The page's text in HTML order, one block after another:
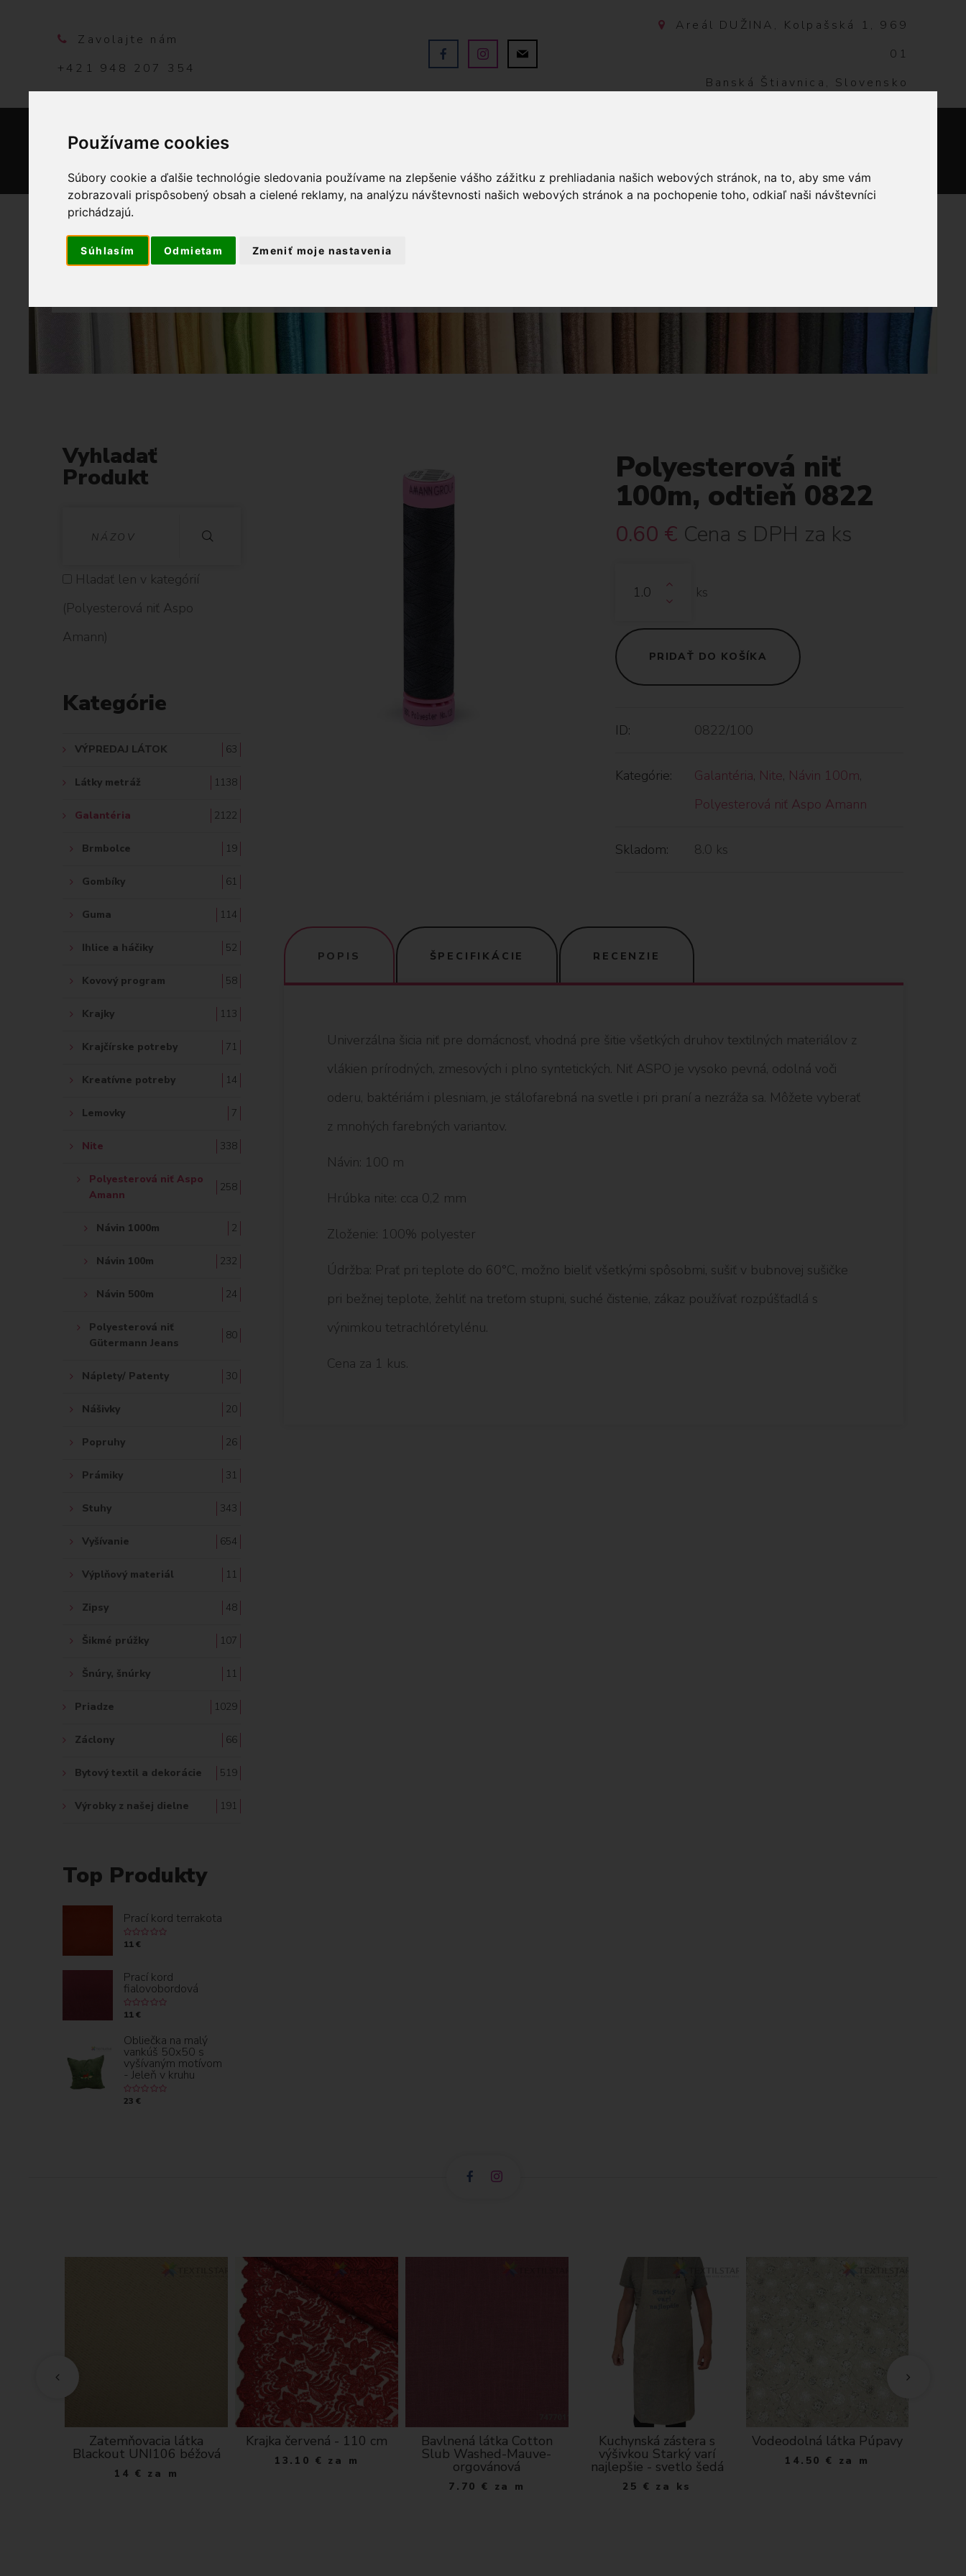
Používame cookies
Súbory cookie a ďalšie technológie sledovania používame na zlepšenie vášho zážitku z prehliadania našich webových stránok, na to, aby sme vám
zobrazovali prispôsobený obsah a cielené reklamy, na analýzu návštevnosti našich webových stránok a na pochopenie toho, odkiaľ naši návštevníci
prichádzajú.
Súhlasím Odmietam Zmeniť moje nastavenia
Zavolajte nám
+421 948 207 354
Areál DUŽINA, Kolpašská 1, 969
01
Banská Štiavnica, Slovensko
Polyesterová niť
100m, odtieň 0822
0.60 € Cena s DPH za ks
ks
PRIDAŤ DO KOŠÍKA
ID: 0822/100
Kategórie: Galantéria, Nite, Návin 100m,
Polyesterová niť Aspo Amann
Skladom: 8.0 ks
POPIS ŠPECIFIKÁCIE RECENZIE
Univerzálna šicia niť pre domácnosť, vhodná pre šitie všetkých druhov textilných materiálov z
vlákien prírodných, zmesových i plno syntetických. Niť ASPO je vysoko pevná, odolná voči
oderu, baktériám i plesniam, je stálofarebná na svetle i pri praní a nezráža sa. Môžete vyberať
z mnohých farebných variantov.
Návin: 100 m
Hrúbka nite: cca 0,2 mm
Zloženie: 100% polyester
Údržba: Prať pri teplote do 60°C, možno bieliť všetkými spôsobmi, sušiť v bubnovej sušičke
pri bežnej teplote, žehliť na treťom stupni, suché čistenie, zákaz používať rozpúšťadlá s
výnimkou tetrachlóretylénu.
Cena za 1 kus.
Vyhladať
Produkt
H
L
A
A
:
Hladať len v kategórií
(Polyesterová niť Aspo
Amann)
Kategórie
VÝPREDAJ LÁTOK 63
Látky metráž 1138
Galantéria 2122
Brmbolce 19
Gombíky 61
Guma 114
Ihlice a háčiky 52
Kovový program 58
Krajky 113
Krajčírske potreby 71
Kreatívne potreby 14
Lemovky 7
Nite 338
Polyesterová niť Aspo
Amann
258
Návin 1000m 2
Návin 100m 232
Návin 500m 24
Polyesterová niť
Gütermann Jeans
80
Náplety/ Patenty 30
Nášivky 20
Popruhy 26
Prámiky 31
Stuhy 343
Vyšívanie 654
Výplňový materiál 11
Zipsy 48
Šikmé prúžky 107
Šnúry, šnúrky 11
Priadze 1029
Záclony 66
Bytový textil a dekorácie 519
Výrobky z našej dielne 191
Top Produkty
Prací kord terrakota
11 €
Prací kord
fialovobordová
11 €
Obliečka na malý
vankúš 50x50 s
vyšívaným motívom
- Jeleň v kruhu
23 €
Zatemňovacia látka
Blackout UNI106 béžová
14 € za m
Krajka červená - 110 cm
13.10 € za m
Bavlnená látka Cotton
Slub Washed-Mauve-
orgovánová
7.70 € za m
Kuchynská zástera s
výšivkou Starký varí
najlepšie - svetlo šedá
25 € za ks
Vodeodolná látka Púpavy
14.50 € za m